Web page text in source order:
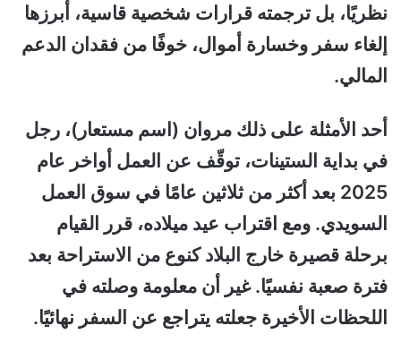
نظريًا، بل ترجمته قرارات شخصية قاسية، أبرزها
إلغاء سفر وخسارة أموال، خوفًا من فقدان الدعم
المالي.
أحد الأمثلة على ذلك مروان (اسم مستعار)، رجل
في بداية الستينات، توقّف عن العمل أواخر عام
2025 بعد أكثر من ثلاثين عامًا في سوق العمل
السويدي. ومع اقتراب عيد ميلاده، قرر القيام
برحلة قصيرة خارج البلاد كنوع من الاستراحة بعد
فترة صعبة نفسيًا. غير أن معلومة وصلته في
اللحظات الأخيرة جعلته يتراجع عن السفر نهائيًا.